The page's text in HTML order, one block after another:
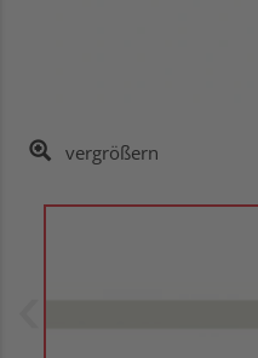
vergrößern